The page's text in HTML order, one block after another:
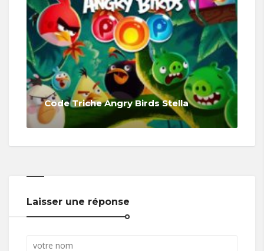
Code Triche Angry Birds Stella
Laisser une réponse